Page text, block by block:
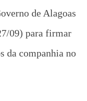
de Alagoas
09) para firmar
da companhia no